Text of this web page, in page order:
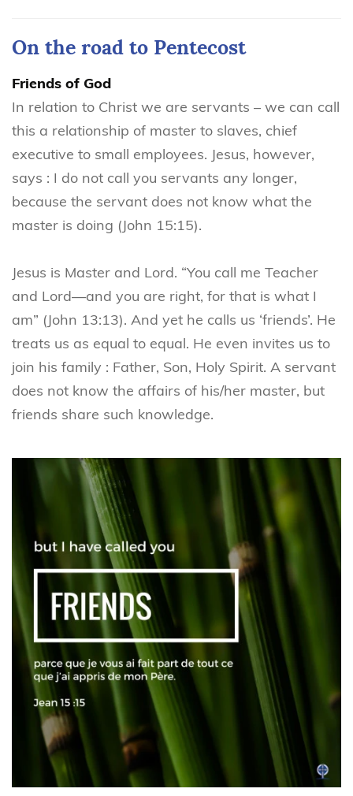
On the road to Pentecost
Friends of God
In relation to Christ we are servants – we can call
this a relationship of master to slaves, chief
executive to small employees. Jesus, however,
says : I do not call you servants any longer,
because the servant does not know what the
master is doing (John 15:15).
Jesus is Master and Lord. “You call me Teacher
and Lord—and you are right, for that is what I
am” (John 13:13). And yet he calls us ‘friends’. He
treats us as equal to equal. He even invites us to
join his family : Father, Son, Holy Spirit. A servant
does not know the affairs of his/her master, but
friends share such knowledge.